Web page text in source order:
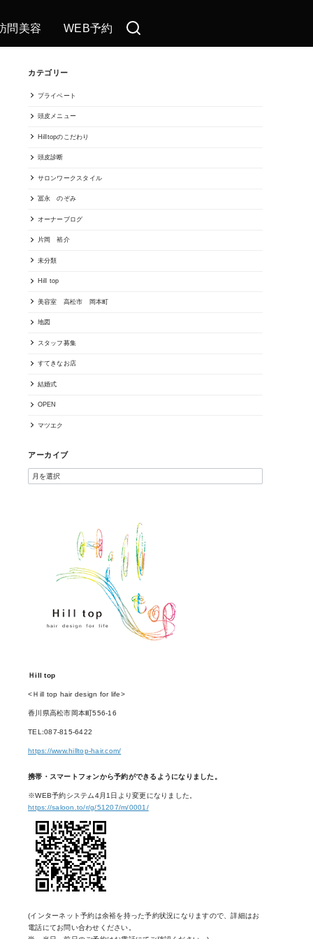
問美容 WEB予約
カテゴリー
プライベート
頭皮メニュー
Hilltopのこだわり
頭皮診断
サロンワークスタイル
冨永 のぞみ
オーナーブログ
片岡 裕介
未分類
Hill top
美容室 高松市 岡本町
地図
スタッフ募集
すてきなお店
結婚式
OPEN
マツエク
アーカイブ
Ｈill top
<Ｈill top hair design for life>
香川県高松市岡本町556-16
TEL:087-815-6422
https://www.hilltop-hair.com/
携帯・スマートフォンから予約ができるようになりました。
※WEB予約システム4月1日より変更になりました。
https://saloon.to/r/g/51207/m/0001/
(インターネット予約は余裕を持った予約状況になりますので、詳細はお
電話にてお問い合わせください。